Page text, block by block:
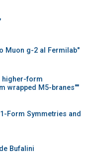
Muon g-2 al Fermilab"
higher-form
wrapped M5-branes""
Form Symmetries and
Bufalini